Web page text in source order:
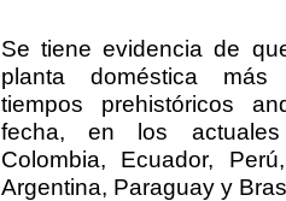
Se tiene evidencia de
planta doméstica
tiempos prehistóricos
fecha, en los
Colombia, Ecuador,
Argentina, Paraguay y